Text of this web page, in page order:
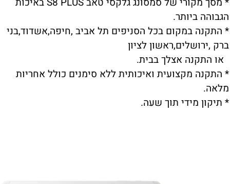
הגבוהה ביותר.
* התקנה במקום בכל הסניפים תל אביב ,חיפה,אשדוד,בני
ברק ,ירושלים,ראשון לציון
או התקנה אצלך בבית.
* התקנה מקצועית ואיכותית ללא סימנים כולל אחריות
מלאה.
* תיקון מידי תוך שעה.